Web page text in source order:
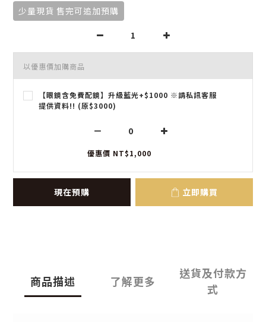
少量現貨 售完可追加預購
以優惠價加購商品
【眼鏡含免費配鏡】升級藍光+$1000 ※請私訊客服
提供資料!! (原$3000)
優惠價 NT$1,000
現在預購 立即購買
商品描述 了解更多
送貨及付款方
式